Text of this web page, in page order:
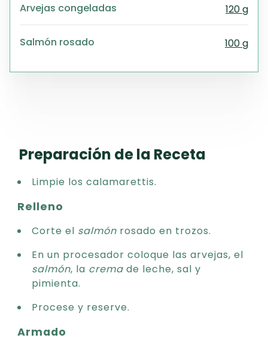
Arvejas congeladas 120 g
Salmón rosado 100 g
Preparación de la Receta
Limpie los calamarettis.
Relleno
Corte el salmón rosado en trozos.
En un procesador coloque las arvejas, el
salmón, la crema de leche, sal y
pimienta.
Procese y reserve.
Armado